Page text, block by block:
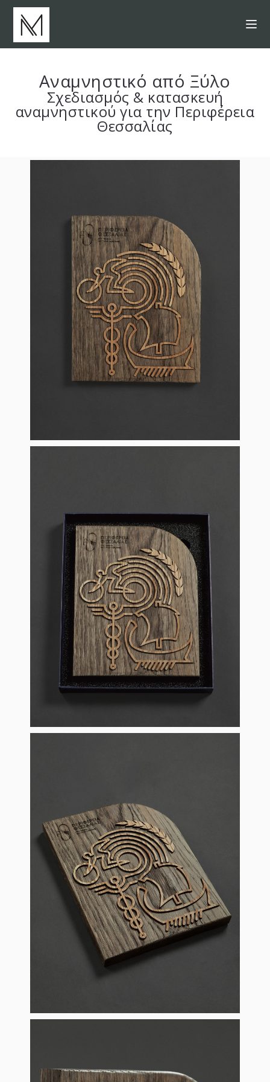
Αναμνηστικό από Ξύλο
Σχεδιασμός & κατασκευή
αναμνηστικού για την Περιφέρεια
Θεσσαλίας